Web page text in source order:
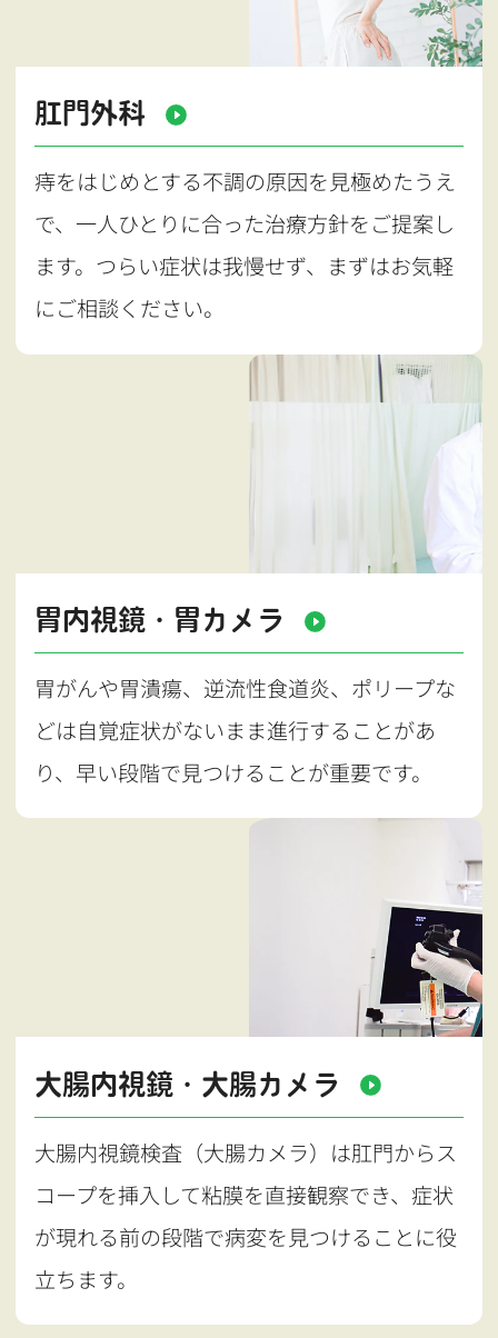
肛門外科
痔をはじめとする不調の原因を見極めたうえ
で、一人ひとりに合った治療方針をご提案し
ます。つらい症状は我慢せず、まずはお気軽
にご相談ください。
胃内視鏡・胃カメラ
胃がんや胃潰瘍、逆流性食道炎、ポリープな
どは自覚症状がないまま進行することがあ
り、早い段階で見つけることが重要です。
大腸内視鏡・大腸カメラ
大腸内視鏡検査（大腸カメラ）は肛門からス
コープを挿入して粘膜を直接観察でき、症状
が現れる前の段階で病変を見つけることに役
立ちます。